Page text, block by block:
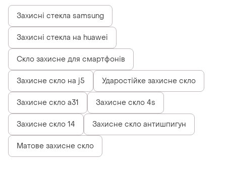
Захисні стекла samsung
Захисні стекла на huawei
Скло захисне для смартфонів
Захисне скло на j5 Ударостійке захисне скло
Захисне скло a31 Захисне скло 4s
Захисне скло 14 Захисне скло антишпигун
Матове захисне скло